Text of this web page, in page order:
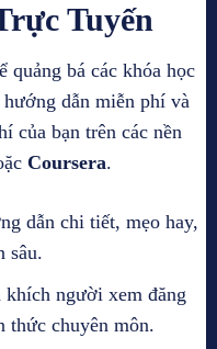
Tuyến
quảng bá các khóa học
dẫn miễn phí và
của bạn trên các nền
Coursera.
dẫn chi tiết, mẹo hay,
sâu.
khích người xem đăng
thức chuyên môn.